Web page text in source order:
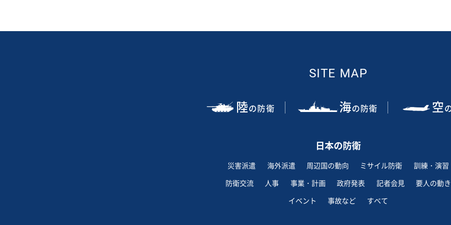
SITE MAP
陸の防衛 海の防衛 空
日本の防衛
災害派遣 海外派遣 周辺国の動向 ミサイル防衛
訓練・演習
防衛交流
人事 事業・計画 政府発表 記者会見
要人の動き
イベント
事故など すべて